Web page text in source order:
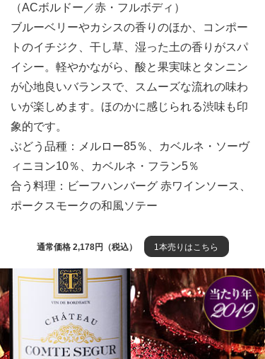
（ACボルドー／赤・フルボディ）
ブルーベリーやカシスの香りのほか、コンポー
トのイチジク、干し草、湿った土の香りがスパ
イシー。軽やかながら、酸と果実味とタンニン
が心地良いバランスで、スムーズな流れの味わ
いが楽しめます。ほのかに感じられる渋味も印
象的です。
ぶどう品種：メルロー85％、カベルネ・ソーヴ
ィニヨン10％、カベルネ・フラン5％
合う料理：ビーフハンバーグ 赤ワインソース、
ポークスモークの和風ソテー
通常価格 2,178円（税込） 1本売りはこちら